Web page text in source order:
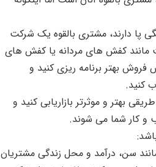
پا دارند، مشتری بالقوه یک شرکت
مانند کفش های مردانه یا کفش های
فروش بهتر برنامه ریزی کنید و
کنید.
بهتر و موثرتر بازاریابی کنید و
و کار شما می شوند.
سن، درآمد و محل زندگی مشتریان